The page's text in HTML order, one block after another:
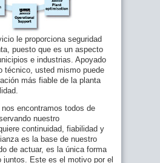
le proporciona seguridad
puesto que es un aspecto
e industrias. Apoyado
técnico, usted mismo puede
más fiable de la planta
encontramos todos de
nuestro
continuidad, fiabilidad y
es la base de nuestro
de actuar, es la única forma
juntos. Este es el motivo por el